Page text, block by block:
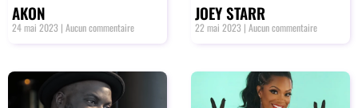
AKON
24 mai 2023 Aucun commentaire
JOEY STARR
22 mai 2023 Aucun commentaire